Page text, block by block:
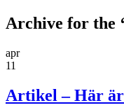
Archive for the
apr
11
Artikel – Här är